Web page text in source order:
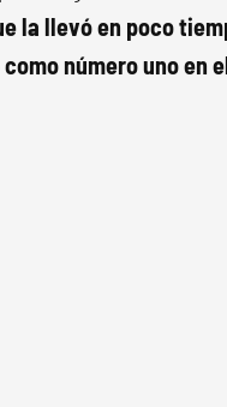
la llevó en poco
número uno en